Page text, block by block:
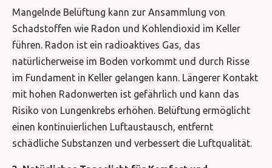
Mangelnde Belüftung kann zur Ansammlung von
Schadstoffen wie Radon und Kohlendioxid im Keller
führen. Radon ist ein radioaktives Gas, das
natürlicherweise im Boden vorkommt und durch Risse
im Fundament in Keller gelangen kann. Längerer Kontakt
mit hohen Radonwerten ist gefährlich und kann das
Risiko von Lungenkrebs erhöhen. Belüftung ermöglicht
einen kontinuierlichen Luftaustausch, entfernt
schädliche Substanzen und verbessert die Luftqualität.